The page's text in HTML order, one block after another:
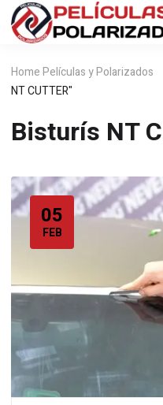
Home Películas y Polarizados
NT CUTTER"
Bisturís NT
05
FEB